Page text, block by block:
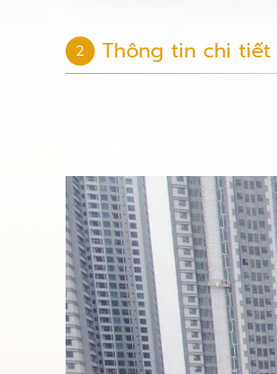
2 Thông tin chi tiết